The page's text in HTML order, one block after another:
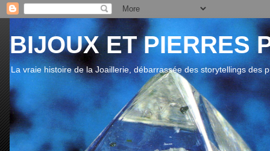
BIJOUX ET PIERRES
La vraie histoire de la Joaillerie, débarrassée des storytellings des